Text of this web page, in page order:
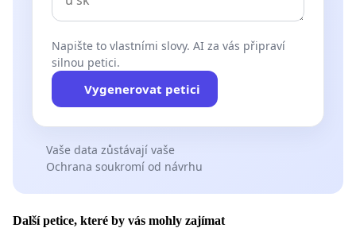
Napište to vlastními slovy. AI za vás připraví
silnou petici.
Vygenerovat petici
Vaše data zůstávají vaše
Ochrana soukromí od návrhu
Další petice, které by vás mohly zajímat